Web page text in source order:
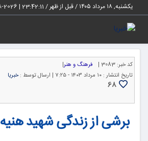
یکشنبه, ۱۸ مرداد ۱۴۰۵ / قبل از ظهر / 23:42:11
|
2026-08-09
کد خبر: 3083 | فرهنگ و هنر|
تاریخ انتشار : ۱۰ مرداد ۱۴۰۳ - ۷:۲۵ | ارسال توسط :خبریا
68
برشی از زندگی شهید هنیه